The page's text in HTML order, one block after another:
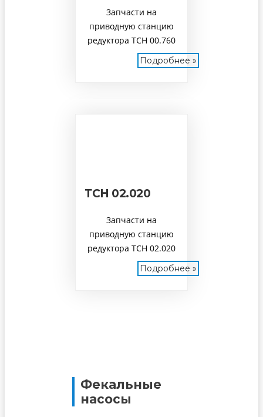
Запчасти на
приводную станцию
редуктора ТСН 00.760
Подробнее »
ТСН 02.020
Запчасти на
приводную станцию
редуктора ТСН 02.020
Подробнее »
Фекальные
насосы